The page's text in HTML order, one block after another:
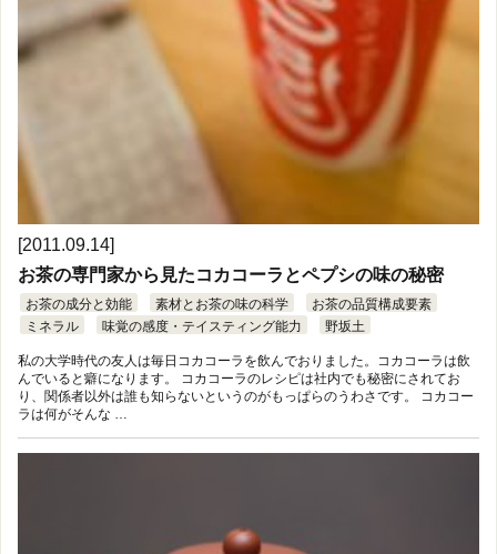
[2011.09.14]
お茶の専門家から見たコカコーラとペプシの味の秘密
お茶の成分と効能 素材とお茶の味の科学
お茶の品質構成要素
ミネラル
味覚の感度・テイスティング能力 野坂土
私の大学時代の友人は毎日コカコーラを飲んでおりました。コカコーラは飲
んでいると癖になります。 コカコーラのレシピは社内でも秘密にされてお
り、関係者以外は誰も知らないというのがもっぱらのうわさです。 コカコー
ラは何がそんな …